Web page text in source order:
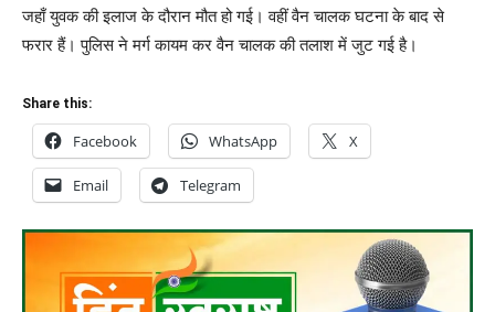
जहाँ युवक की इलाज के दौरान मौत हो गई। वहीं वैन चालक घटना के बाद से
फरार हैं। पुलिस ने मर्ग कायम कर वैन चालक की तलाश में जुट गई है।
Share this:
Facebook WhatsApp X
Email Telegram